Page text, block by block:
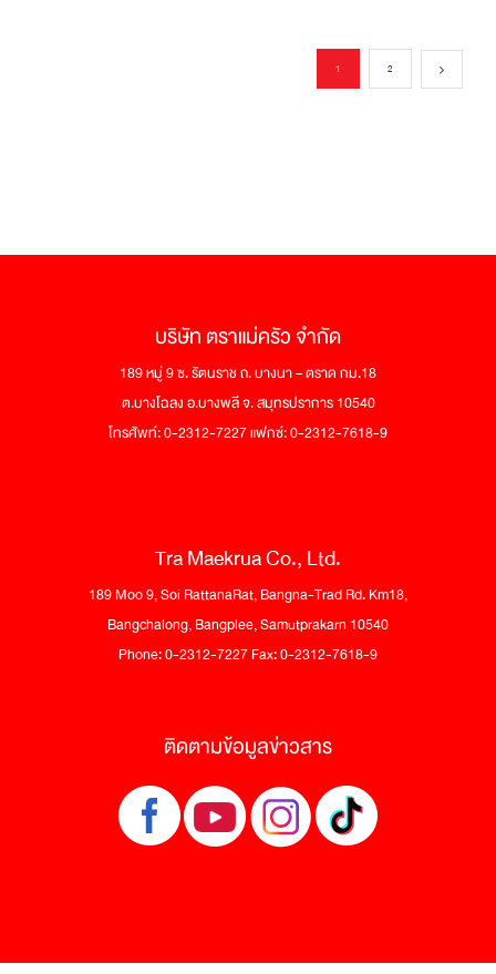
1 2
บริษัท ตราแม่ครัว จำกัด
189 หมู่ 9 ซ. รัตนราช ถ. บางนา – ตราด กม.18
ต.บางโฉลง อ.บางพลี จ. สมุทรปราการ 10540
โทรศัพท์: 0-2312-7227 แฟกซ์: 0-2312-7618-9
Tra Maekrua Co., Ltd.
189 Moo 9, Soi RattanaRat, Bangna-Trad Rd. Km18,
Bangchalong, Bangplee, Samutprakarn 10540
Phone: 0-2312-7227 Fax: 0-2312-7618-9
ติดตามข้อมูลข่าวสาร